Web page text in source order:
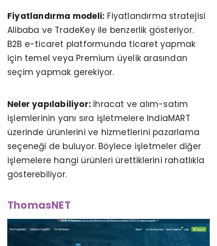
Fiyatlandırma modeli: Fiyatlandırma stratejisi
Alibaba ve TradeKey ile benzerlik gösteriyor.
B2B e-ticaret platformunda ticaret yapmak
için temel veya Premium üyelik arasından
seçim yapmak gerekiyor.
Neler yapılabiliyor: İhracat ve alım-satım
işlemlerinin yanı sıra işletmelere IndiaMART
üzerinde ürünlerini ve hizmetlerini pazarlama
seçeneği de buluyor. Böylece işletmeler diğer
işlemelere hangi ürünleri ürettiklerini rahatlıkla
gösterebiliyor.
ThomasNET